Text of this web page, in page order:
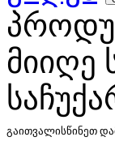
მიიღე
გაითვალისწინეთ